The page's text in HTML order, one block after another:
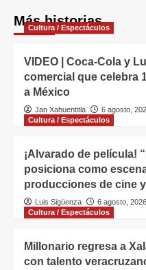
Más historias
Cultura / Espectáculos
VIDEO | Coca-Cola y
comercial que celebra
a México
Jan Xahuentitla
6 agosto,
Cultura / Espectáculos
¡Alvarado de película!
posiciona como
producciones de cine
Luis Sigüenza
6 agosto, 2026
Cultura / Espectáculos
Millonario regresa a
con talento